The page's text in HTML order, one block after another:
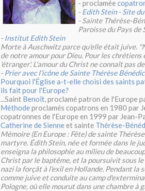
- proclamée
-Edith Stein - Site
- Sainte Thérèse-
Paroisse du Pays de
- Institut Edith Stein
Morte à Auschwitz parce qu'elle était juive.
de notre amour pour Dieu. Pour les
'étranger'. L'amour du Christ ne connaît pas
-Prier avec l'icône de Sainte Thérèse
Pourquoi l'Église a-t-elle choisi des saints
ils fait pour l'Europe?
...Saint Benoît, proclamé patron de l'Europe
Méthodeproclamés copatrons en 1980 par
copatronnes de l'Europe en 1999 par Jean-
Catherine de Sienneet sainte Thérèse-
Mémoire (En Europe : Fête) de sainte
martyre. Édith Stein, née et formée dans le
enseigna la philosophie au milieu de
Christ par le baptême, et la poursuivit sous
nazi la forçât à l'exil en Hollande. Pendant la
comme juive et conduite au camp
Pologne, où elle mourut dans une chambre à